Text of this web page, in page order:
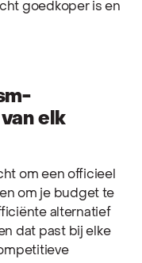
goedkoper is en
elk
om een officieel
om je budget te
alternatief
dat past bij elke